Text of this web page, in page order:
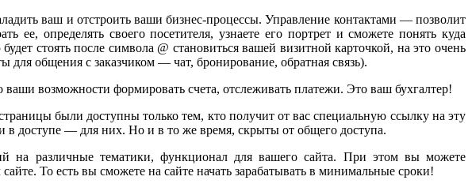
ваш и отстроить ваши бизнес-процессы. Управление контактами — позволит
определять своего посетителя, узнаете его портрет и сможете понять куда
стоять после символа @ становиться вашей визитной карточкой, на это очень
общения с заказчиком — чат, бронирование, обратная связь).
возможности формировать счета, отслеживать платежи. Это ваш бухгалтер!
были доступны только тем, кто получит от вас специальную ссылку на эту
в доступе — для них. Но и в то же время, скрыты от общего доступа.
различные тематики, функционал для вашего сайта. При этом вы можете
То есть вы сможете на сайте начать зарабатывать в минимальные сроки!